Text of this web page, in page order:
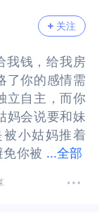
痛，带着伤也
，这一切需要
后，有剥离你
失的勇气，以
诚的人，建立
慢慢在关系中
控制，安全感
力，建议寻求
也依然可以找
要你内心学会
你厌恶的关
，以及创造爱
建立信任安全
系中学习，你
全感的建立需
寻求专业人士
像我们工作，
的选择权永远
原谅）。这样
一个清晰和分
我发展也是很
火堆，寒冷就
角，希望可以
合你情况的地
己，看向你
，祈好！
们工作，你回
择权永远在我
）。这样的思
清晰和分离。
展也是很重要
，寒冷就不足
希望可以略微
情况的地方，
看向你一路
好！
的控制和干预
揉皱又展平的
努力的让自己
复拉黑的娘家
力过后，依然
想要从“不被
了一种非常强
那么，如何让
呢？我想，
干预（失控=
展平的纸，表
让自己还原平
的娘家关系，
，依然无法平
从“不被需要
种非常强链接
，如何让自己
我想，我们
在心头的一块
出一口气，感
的一些理解
。开始的时
和原生家庭的
”。”，当我通
理原生家庭关
是两个不同的
任归属，谁的
重要客体通
现实的关系
的一块石头好
气，感觉生活
些理解和反
始的时候，你
家庭的关系，
当我通篇读下
家庭关系的核
不同的议题，
，谁的责任由
体通常都指
关系中也的
关注
...全部
我钱，给我房
了你的感情需
立自主，而你
妈会说要和妹
小姑妈推着
你被
而是没有感
了你的感情需
立自主，而你
妈会说要和妹
小姑妈推着
免你被冷落，
没有感受到